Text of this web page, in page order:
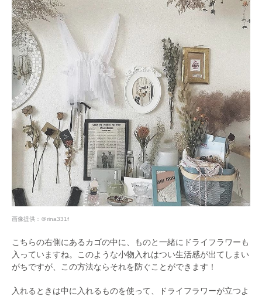
画像提供： ＠rina331f
こちらの右側にあるカゴの中に、ものと一緒にドライフラワーも
入っていますね。このような小物入れはつい生活感が出てしまい
がちですが、この方法ならそれを防ぐことができます！
入れるときは中に入れるものを使って、ドライフラワーが立つよ